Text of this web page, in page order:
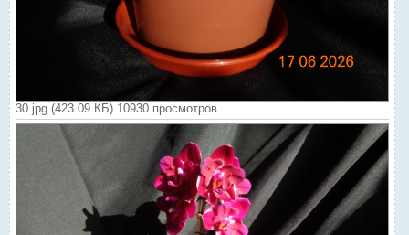
30.jpg (423.09 КБ) 10930 просмотров